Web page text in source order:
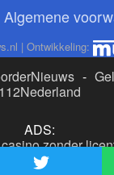
Algemene
| Ontwikkeling:
-
112Nederland
ADS:
casino zonder
beste online